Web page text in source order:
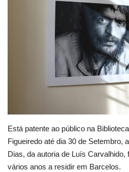
Estatuto Editorial
Lazer
Está patente ao público na
Figueiredo até dia 30 de Setembro,
Dias, da autoria de Luís Carvalhido,
vários anos a residir em Barcelos.